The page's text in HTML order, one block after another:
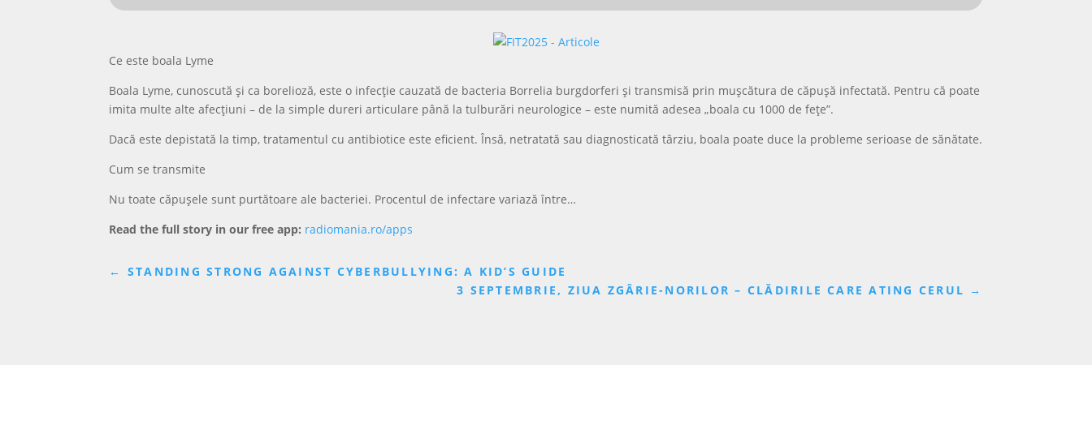
Ce este boala Lyme
Boala Lyme, cunoscută și ca borelioză, este o infecție cauzată de bacteria Borrelia burgdorferi și transmisă prin mușcătura de căpușă infectată. Pentru că poate
imita multe alte afecțiuni – de la simple dureri articulare până la tulburări neurologice – este numită adesea „boala cu 1000 de fețe”.
Dacă este depistată la timp, tratamentul cu antibiotice este eficient. Însă, netratată sau diagnosticată târziu, boala poate duce la probleme serioase de sănătate.
Cum se transmite
Nu toate căpușele sunt purtătoare ale bacteriei. Procentul de infectare variază între…
Read the full story in our free app: radiomania.ro/apps
← STANDING STRONG AGAINST CYBERBULLYING: A KID’S GUIDE
3 SEPTEMBRIE, ZIUA ZGÂRIE-NORILOR – CLĂDIRILE CARE ATING CERUL →